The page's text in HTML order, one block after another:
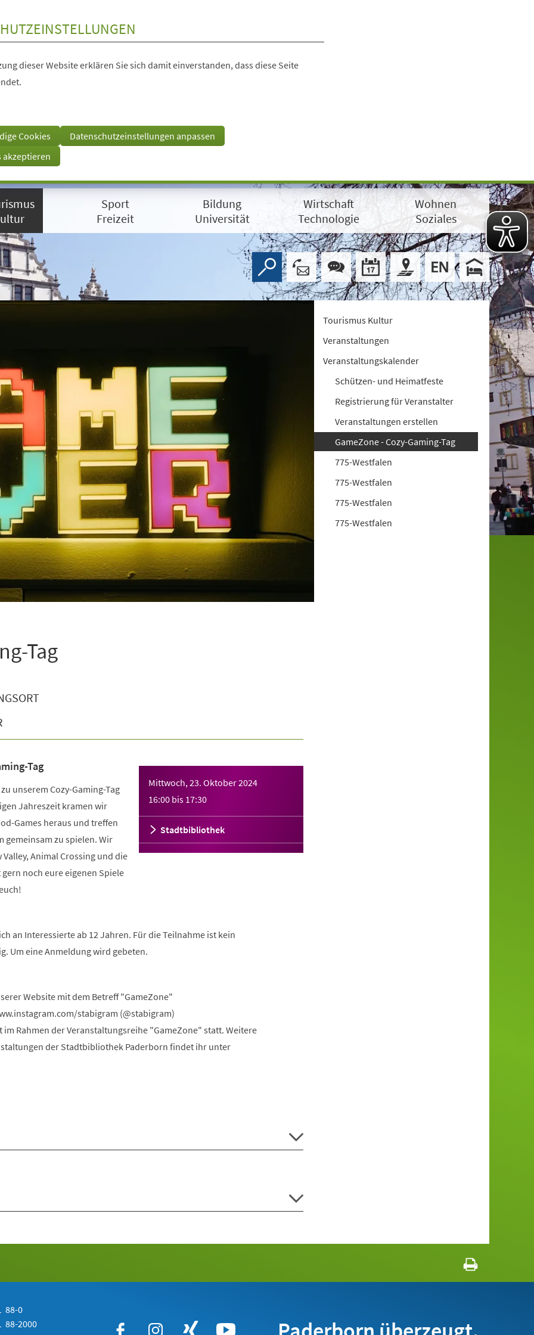
dieser Website erklären Sie sich damit einverstanden, dass diese Seite
Cookies
Datenschutzeinstellungen anpassen
akzeptieren
Sport
Freizeit
Bildung
Universität
Wirtschaft
Technologie
Wohnen
Soziales
Tag
Mittwoch, 23. Oktober 2024
16:00 bis 17:30
Stadtbibliothek
Tag
unserem Cozy-Gaming-Tag
Jahreszeit kramen wir
Games heraus und treffen
gemeinsam zu spielen. Wir
Animal Crossing und die
noch eure eigenen Spiele
an Interessierte ab 12 Jahren. Für die Teilnahme ist kein
Um eine Anmeldung wird gebeten.
Website mit dem Betreff "GameZone"
stabigram (@stabigram)
Rahmen der Veranstaltungsreihe "GameZone" statt. Weitere
der Stadtbibliothek Paderborn findet ihr unter
Tourismus Kultur
Veranstaltungen
Veranstaltungskalender
Schützen- und Heimatfeste
Registrierung für Veranstalter
Veranstaltungen erstellen
GameZone - Cozy-Gaming-Tag
775-Westfalen
775-Westfalen
775-Westfalen
775-Westfalen
88-0
88-2000